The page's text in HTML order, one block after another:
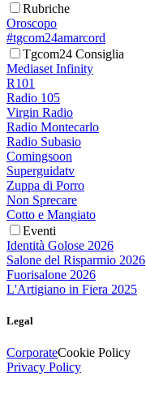
Rubriche
Oroscopo
#tgcom24amarcord
Tgcom24 Consiglia
Mediaset Infinity
R101
Radio 105
Virgin Radio
Radio Montecarlo
Radio Subasio
Comingsoon
Superguidatv
Zuppa di Porro
Non Sprecare
Cotto e Mangiato
Eventi
Identità Golose 2026
Salone del Risparmio 2026
Fuorisalone 2026
L'Artigiano in Fiera 2025
Legal
CorporateCookie Policy
Privacy Policy